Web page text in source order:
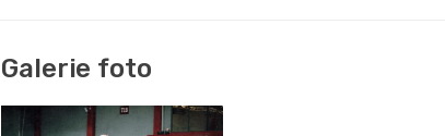
Galerie foto